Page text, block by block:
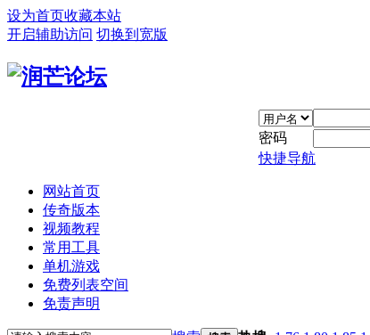
设为首页收藏本站
开启辅助访问 切换到宽版
密码
快捷导航
网站首页
传奇版本
视频教程
常用工具
单机游戏
免费列表空间
免责声明